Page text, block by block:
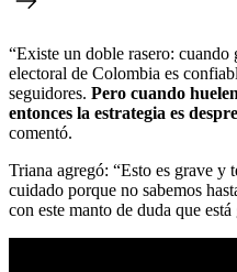
“Existe un doble rasero: cuando
electoral de Colombia es
seguidores. Pero cuando
entonces la estrategia es
comentó.
Triana agregó: “Esto es grave y
cuidado porque no sabemos
con este manto de duda que está